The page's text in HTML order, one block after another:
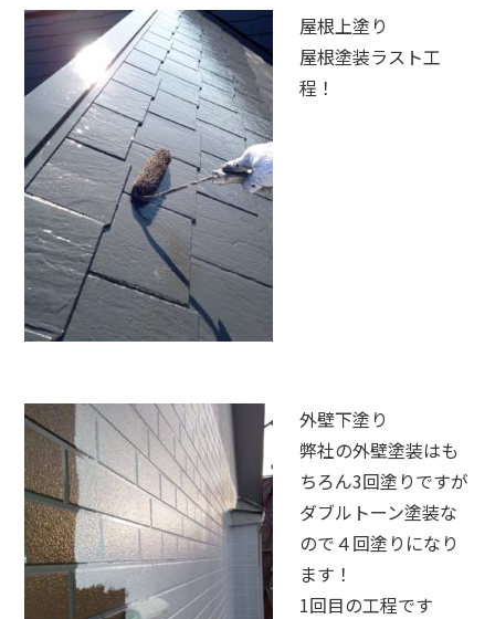
屋根上塗り
屋根塗装ラスト工
程！
外壁下塗り
弊社の外壁塗装はも
ちろん3回塗りですが
ダブルトーン塗装な
ので４回塗りになり
ます！
1回目の工程です